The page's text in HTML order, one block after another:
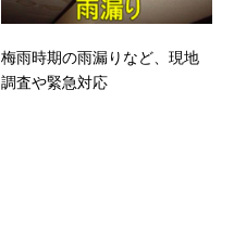
梅雨時期の雨漏りなど、現地
調査や緊急対応